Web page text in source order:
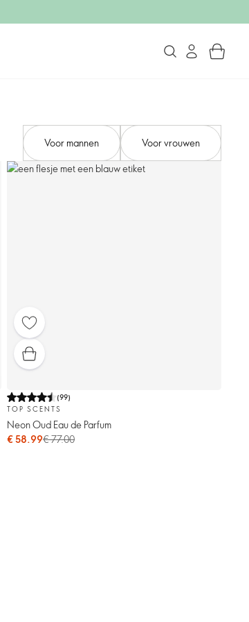
Voor mannen Voor vrouwen
(99)
TOP SCENTS
Neon Oud Eau de Parfum
€ 58.99€ 77.00